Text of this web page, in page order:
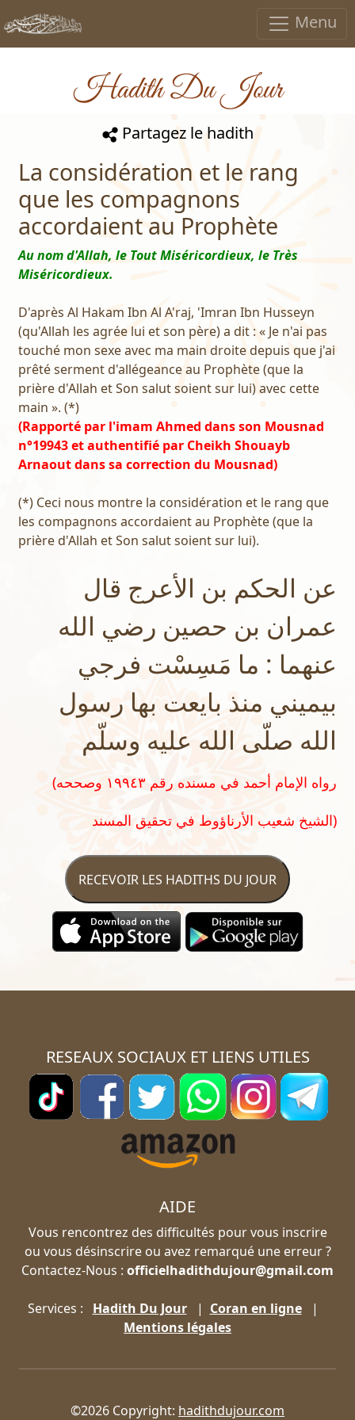
Menu
Hadith Du Jour
Partagez le hadith
La considération et le rang
que les compagnons
accordaient au Prophète
Au nom d'Allah, le Tout Miséricordieux, le Très
Miséricordieux.
D'après Al Hakam Ibn Al A'raj, 'Imran Ibn Husseyn
(qu'Allah les agrée lui et son père) a dit : « Je n'ai pas
touché mon sexe avec ma main droite depuis que j'ai
prêté serment d'allégeance au Prophète (que la
prière d'Allah et Son salut soient sur lui) avec cette
main ». (*)
(Rapporté par l'imam Ahmed dans son Mousnad
n°19943 et authentifié par Cheikh Shouayb
Arnaout dans sa correction du Mousnad)
(*) Ceci nous montre la considération et le rang que
les compagnons accordaient au Prophète (que la
prière d'Allah et Son salut soient sur lui).
عن الحكم بن الأعرج قال
عمران بن حصين رضي الله
عنهما : ما مَسِسْت فرجي
بيميني منذ بايعت بها رسول
الله صلّى الله عليه وسلّم
(رواه الإمام أحمد في مسنده رقم ١٩٩٤٣ وصححه
الشيخ شعيب الأرناؤوط في تحقيق المسند)
RECEVOIR LES HADITHS DU JOUR
RESEAUX SOCIAUX ET LIENS UTILES
AIDE
Vous rencontrez des difficultés pour vous inscrire
ou vous désinscrire ou avez remarqué une erreur ?
Contactez-Nous : officielhadithdujour@gmail.com
Services : Hadith Du Jour| Coran en ligne|
Mentions légales
©2026 Copyright: hadithdujour.com